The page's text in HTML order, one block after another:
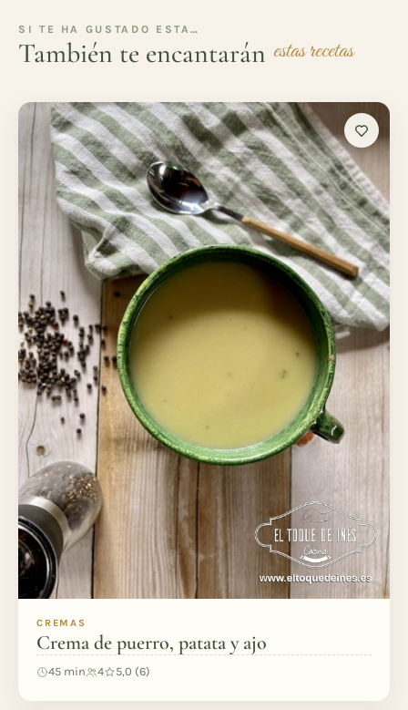
SI TE HA GUSTADO ESTA…
También te encantarán estas recetas
CREMAS
Crema de puerro, patata y ajo
45 min 4 5,0 (6)